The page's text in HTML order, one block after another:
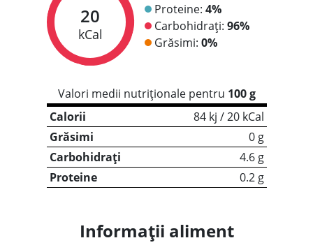
20
kCal
Proteine: 4%
Carbohidrați: 96%
Grăsimi: 0%
Valori medii nutriționale pentru 100 g
Calorii
84 kj / 20 kCal
Grăsimi
0 g
Carbohidrați
4.6 g
Proteine
0.2 g
Informații aliment